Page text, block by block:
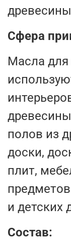
Сфера
Масла для
полов из
доски,
плит,
и детских
Состав: